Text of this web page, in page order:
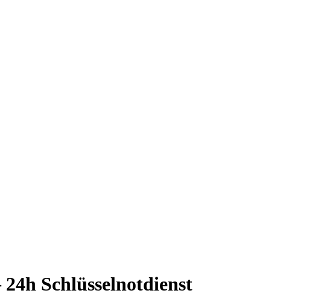
Schlüsselnotdienst